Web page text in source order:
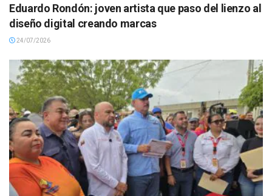
Eduardo Rondón: joven artista que paso del lienzo al
diseño digital creando marcas
24/07/2026